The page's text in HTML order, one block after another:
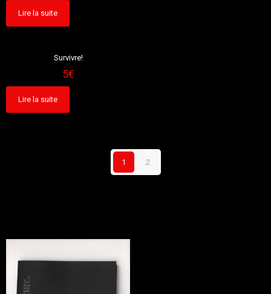
Lire la suite
Survivre!
5€
Lire la suite
1 2